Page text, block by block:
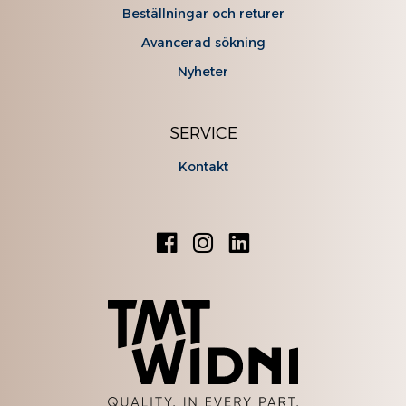
Beställningar och returer
Avancerad sökning
Nyheter
SERVICE
Kontakt